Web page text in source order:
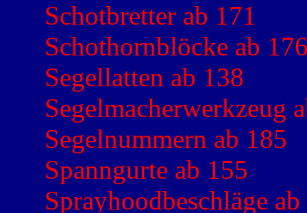
Schotbretter ab 171
Schothornblöcke ab
Segellatten ab 138
Segelmacherwerkzeug
Segelnummern ab 185
Spanngurte ab 155
Sprayhoodbeschläge